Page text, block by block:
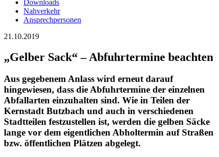
Downloads
Nahverkehr
Ansprechpersonen
21.10.2019
„Gelber Sack“ – Abfuhrtermine beachten
Aus gegebenem Anlass wird erneut darauf
hingewiesen, dass die Abfuhrtermine der einzelnen
Abfallarten einzuhalten sind. Wie in Teilen der
Kernstadt Butzbach und auch in verschiedenen
Stadtteilen festzustellen ist, werden die gelben Säcke
lange vor dem eigentlichen Abholtermin auf Straßen
bzw. öffentlichen Plätzen abgelegt.